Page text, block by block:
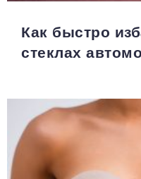
Как быстро
стеклах